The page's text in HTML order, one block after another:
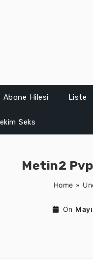
Abone Hilesi Liste
Seks
Metin2
Home »
On